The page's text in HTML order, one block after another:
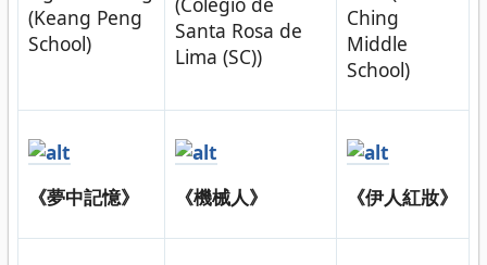
(Keang Peng
School)
Santa Rosa de
Lima (SC))
Ching
Middle
School)
《夢中記憶》 《機械人》 《伊人紅妝》